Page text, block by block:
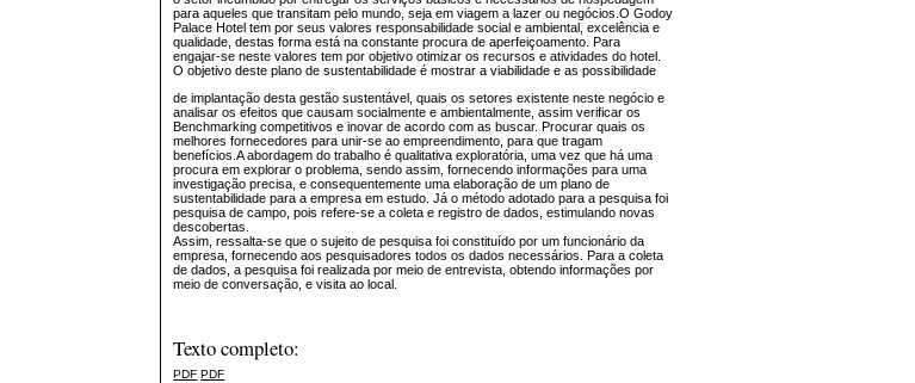
para aqueles que transitam pelo mundo, seja em viagem a lazer ou negócios.O Godoy
Palace Hotel tem por seus valores responsabilidade social e ambiental, excelência e
qualidade, destas forma está na constante procura de aperfeiçoamento. Para
engajar-se neste valores tem por objetivo otimizar os recursos e atividades do hotel.
O objetivo deste plano de sustentabilidade é mostrar a viabilidade e as possibilidade
de implantação desta gestão sustentável, quais os setores existente neste negócio e
analisar os efeitos que causam socialmente e ambientalmente, assim verificar os
Benchmarking competitivos e inovar de acordo com as buscar. Procurar quais os
melhores fornecedores para unir-se ao empreendimento, para que tragam
benefícios.A abordagem do trabalho é qualitativa exploratória, uma vez que há uma
procura em explorar o problema, sendo assim, fornecendo informações para uma
investigação precisa, e consequentemente uma elaboração de um plano de
sustentabilidade para a empresa em estudo. Já o método adotado para a pesquisa foi
pesquisa de campo, pois refere-se a coleta e registro de dados, estimulando novas
descobertas.
Assim, ressalta-se que o sujeito de pesquisa foi constituído por um funcionário da
empresa, fornecendo aos pesquisadores todos os dados necessários. Para a coleta
de dados, a pesquisa foi realizada por meio de entrevista, obtendo informações por
meio de conversação, e visita ao local.
Texto completo:
PDF PDF